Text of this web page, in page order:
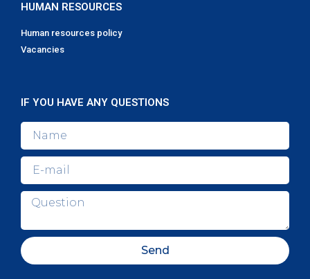
HUMAN RESOURCES
Human resources policy
Vacancies
IF YOU HAVE ANY QUESTIONS
Send